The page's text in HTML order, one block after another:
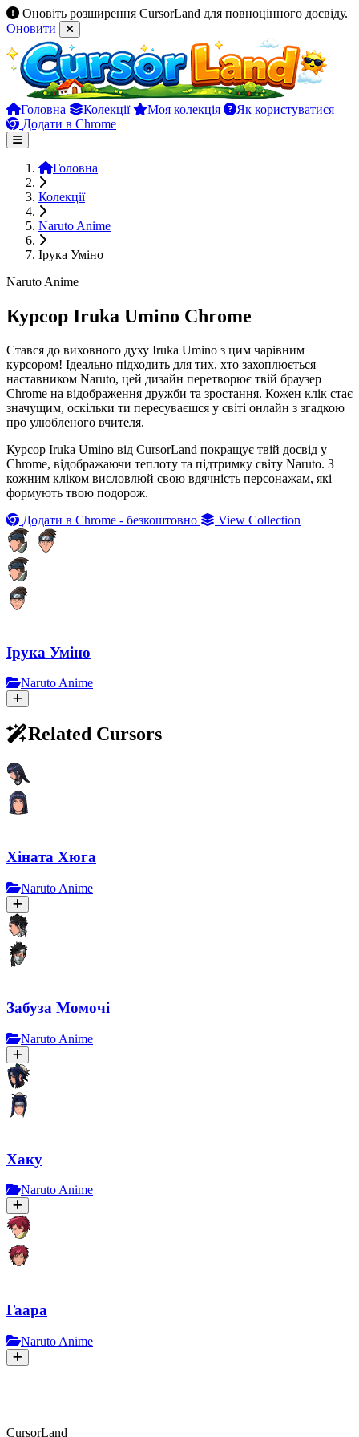
Оновіть розширення CursorLand для повноцінного досвіду.
Оновити
Головна Колекції Моя колекція
Як користуватися
Додати в Chrome
Головна
Колекції
Naruto Anime
Ірука Уміно
Naruto Anime
Курсор Iruka Umino Chrome
Стався до виховного духу Iruka Umino з цим чарівним
курсором! Ідеально підходить для тих, хто захоплюється
наставником Naruto, цей дизайн перетворює твій браузер
Chrome на відображення дружби та зростання. Кожен клік стає
значущим, оскільки ти пересуваєшся у світі онлайн з згадкою
про улюбленого вчителя.
Курсор Iruka Umino від CursorLand покращує твій досвід у
Chrome, відображаючи теплоту та підтримку світу Naruto. З
кожним кліком висловлюй свою вдячність персонажам, які
формують твою подорож.
Додати в Chrome - безкоштовно
View Collection
Ірука Уміно
Naruto Anime
Related Cursors
Хіната Хюга
Naruto Anime
Забуза Момочі
Naruto Anime
Хаку
Naruto Anime
Гаара
Naruto Anime
CursorLand